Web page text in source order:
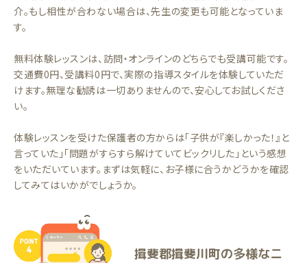
介。もし相性が合わない場合は、先生の変更も可能となっていま
す。
無料体験レッスンは、訪問・オンラインのどちらでも受講可能です。
交通費0円、受講料0円で、実際の指導スタイルを体験していただ
けます。無理な勧誘は一切ありませんので、安心してお試しくださ
い。
体験レッスンを受けた保護者の方からは「子供が『楽しかった！』と
言っていた」「問題がすらすら解けていてビックリした」という感想
をいただいています。まずは気軽に、お子様に合うかどうかを確認
してみてはいかがでしょうか。
揖斐郡揖斐川町の多様なニ